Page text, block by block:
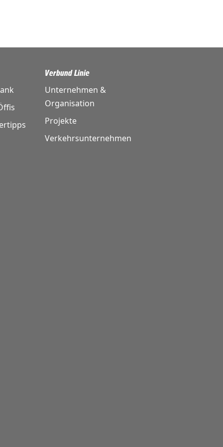
Verbund Linie
Unternehmen &
Organisation
Projekte
Verkehrsunternehmen